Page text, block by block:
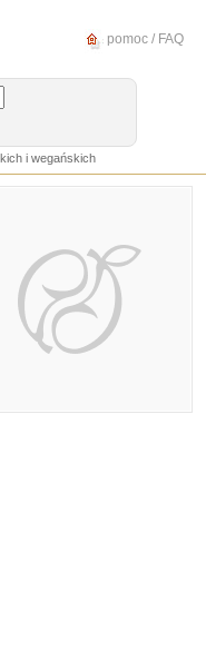
pomoc / FAQ
i wegańskich